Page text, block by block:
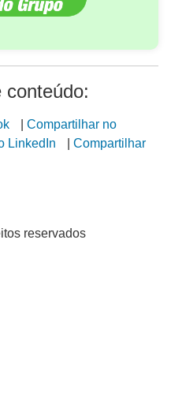
conteúdo:
Compartilhar no
LinkedIn
Compartilhar
reservados